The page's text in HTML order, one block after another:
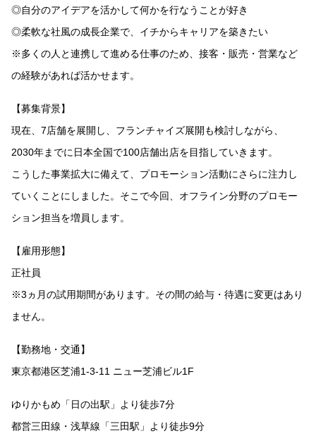
◎自分のアイデアを活かして何かを行なうことが好き
◎柔軟な社風の成長企業で、イチからキャリアを築きたい
※多くの人と連携して進める仕事のため、接客・販売・営業など
の経験があれば活かせます。
【募集背景】
現在、7店舗を展開し、フランチャイズ展開も検討しながら、
2030年までに日本全国で100店舗出店を目指していきます。
こうした事業拡大に備えて、プロモーション活動にさらに注力し
ていくことにしました。そこで今回、オフライン分野のプロモー
ション担当を増員します。
【雇用形態】
正社員
※3ヵ月の試用期間があります。その間の給与・待遇に変更はあり
ません。
【勤務地・交通】
東京都港区芝浦1-3-11 ニュー芝浦ビル1F
ゆりかもめ「日の出駅」より徒歩7分
都営三田線・浅草線「三田駅」より徒歩9分